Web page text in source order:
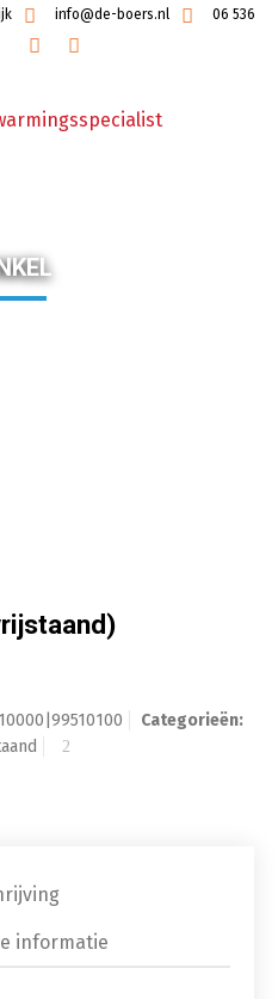
info@de-boers.nl
06 536
Categorieën:
informatie